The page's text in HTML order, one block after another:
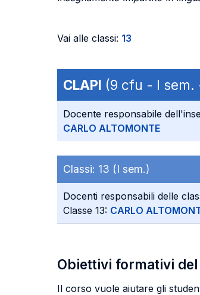
Vai alle classi: 13
CLAPI (9 cfu - I
Docente responsabile
CARLO ALTOMONTE
Classi: 13 (I sem.)
Docenti responsabili delle
Classe 13: CARLO
Obiettivi formativi
Il corso vuole aiutare gli